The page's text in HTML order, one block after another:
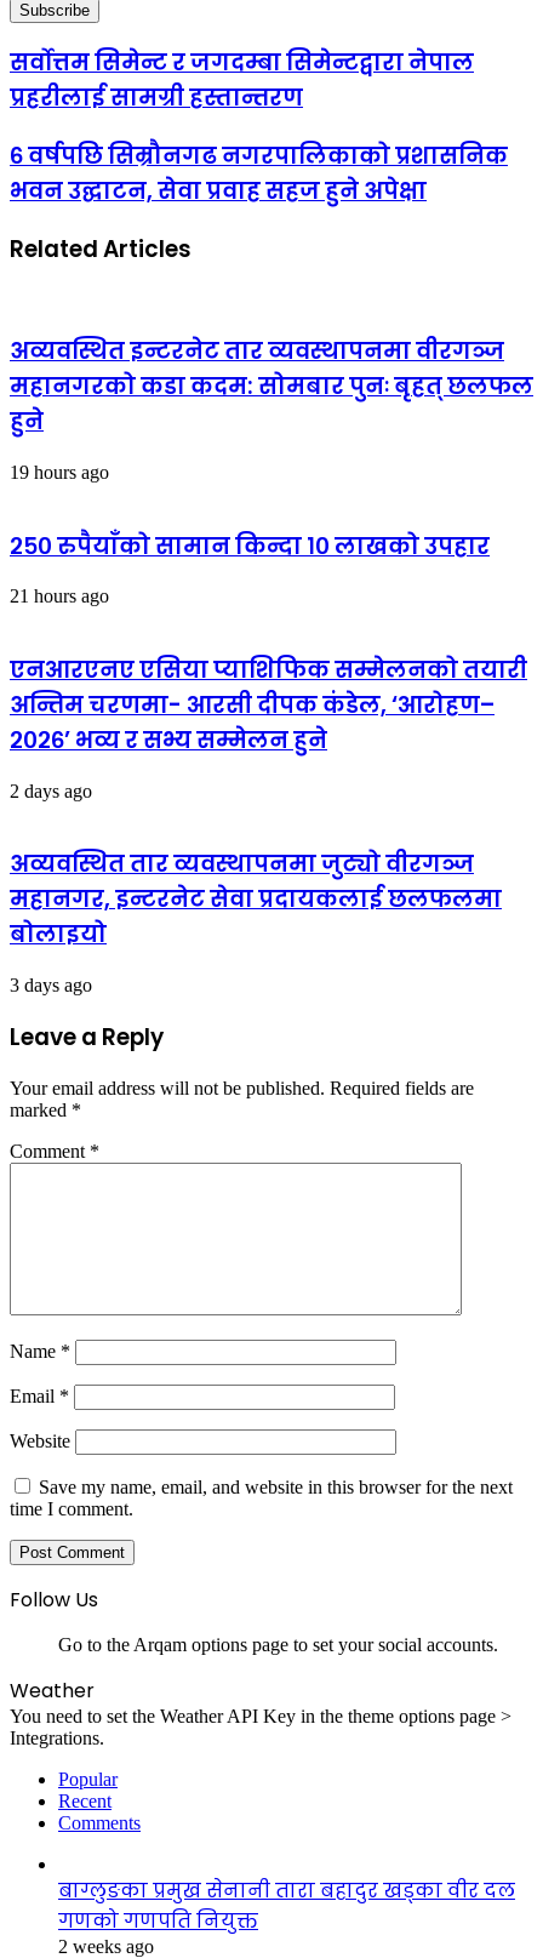
सर्वोत्तम सिमेन्ट र जगदम्बा सिमेन्टद्वारा नेपाल
प्रहरीलाई सामग्री हस्तान्तरण
६ वर्षपछि सिम्रौनगढ नगरपालिकाको प्रशासनिक
भवन उद्घाटन, सेवा प्रवाह सहज हुने अपेक्षा
Related Articles
अव्यवस्थित इन्टरनेट तार व्यवस्थापनमा वीरगञ्ज
महानगरको कडा कदम: सोमबार पुनः बृहत् छलफल
हुने
19 hours ago
२५० रुपैयाँको सामान किन्दा १० लाखको उपहार
21 hours ago
एनआरएनए एसिया प्याशिफिक सम्मेलनको तयारी
अन्तिम चरणमा- आरसी दीपक कंडेल, ‘आरोहण–
२०२६’ भव्य र सभ्य सम्मेलन हुने
2 days ago
अव्यवस्थित तार व्यवस्थापनमा जुट्यो वीरगञ्ज
महानगर, इन्टरनेट सेवा प्रदायकलाई छलफलमा
बोलाइयो
3 days ago
Leave a Reply
Your email address will not be published. Required fields are
marked *
Comment *
Name *
Email *
Website
Save my name, email, and website in this browser for the next
time I comment.
Follow Us
Go to the Arqam options page to set your social accounts.
Weather
You need to set the Weather API Key in the theme options page >
Integrations.
Popular
Recent
Comments
बाग्लुङका प्रमुख सेनानी तारा बहादुर खड्का वीर दल
गणको गणपति नियुक्त
2 weeks ago